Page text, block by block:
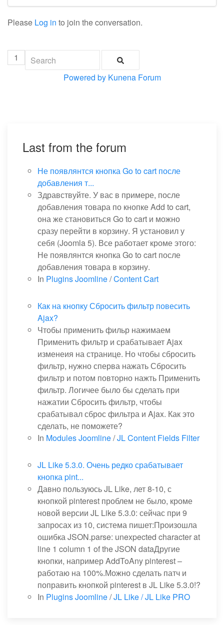
Please Log in to join the conversation.
1
Powered by Kunena Forum
Last from the forum
Не появлянтся кнопка Go to cart после
добавления т...
Здравствуйте. У вас в примере, после
добавления товара по кнопке Add to cart,
она же становиться Go to cart и можно
сразу перейти в корзину. Я установил у
себя (Joomla 5). Все работает кроме этого:
Не появлянтся кнопка Go to cart после
добавления товара в корзину.
In Plugins Joomline/Content Cart
Как на кнопку Сбросить фильтр повесить
Ajax?
Чтобы применить фильр нажимаем
Применить фильтр и срабатывает Ajax
изменеия на странице. Но чтобы сбросить
фильтр, нужно сперва нажать Сбросить
фильтр и потом повторно нажть Применить
фильтр. Логичее было бы сделать при
нажатии Сбросить фильтр, чтобы
срабатывал сброс фильтра и Ajax. Как это
сделать, не поможете?
In Modules Joomline/JL Content Fields Filter
JL Like 5.3.0. Очень редко срабатывает
кнопка pint...
Давно пользуюсь JL Like, лет 8-10, с
кнопкой pinterest проблем не было, кроме
новой версии JL Like 5.3.0: сейчас при 9
запросах из 10, система пишет:Произошла
ошибка JSON.parse: unexpected character at
line 1 column 1 of the JSON dataДругие
кнопки, например AddToAny pinterest –
работаю на 100%.Можно сделать патч и
поправить кнопкой pinterest в JL Like 5.3.0!?
In Plugins Joomline/JL Like / JL Like PRO